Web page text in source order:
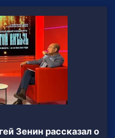
Зенин рассказал о